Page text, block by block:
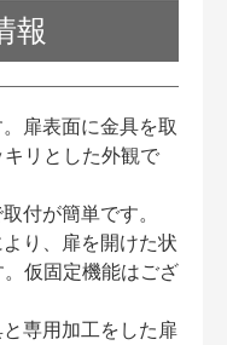
報
扉表面に金具を取
リとした外観で
付が簡単です。
り、扉を開けた状
仮固定機能はござ
専用加工をした扉